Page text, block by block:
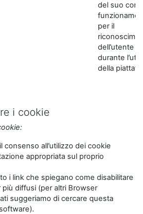
del suo
per il
dell’utente
durante
della
i cookie
consenso all’utilizzo dei cookie
appropriata sul proprio
i link che spiegano come disabilitare
diffusi (per altri Browser
suggeriamo di cercare questa